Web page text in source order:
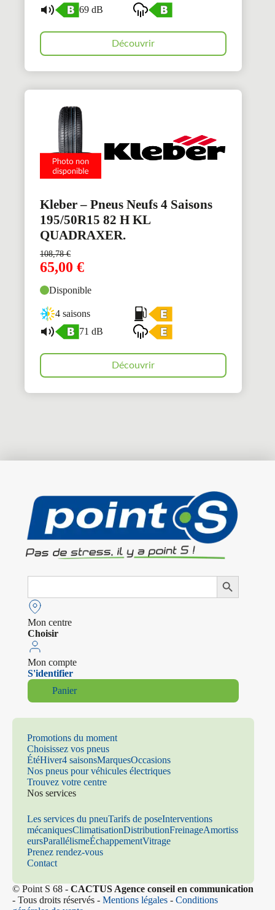
69 dB
Découvrir
Kleber – Pneus Neufs 4 Saisons
195/50R15 82 H KL
QUADRAXER.
108,78€
65,00 €
Disponible
4 saisons
71 dB
Découvrir
Search
Search Button
Mon centre
Choisir
Mon compte
S'identifier
Panier
Promotions du moment
Choisissez vos pneus
ÉtéHiver4 saisonsMarquesOccasions
Nos pneus pour véhicules électriques
Trouvez votre centre
Nos services
Les services du pneuTarifs de poseInterventions
mécaniquesClimatisationDistributionFreinageAmortiss
eursParallélismeÉchappementVitrage
Prenez rendez-vous
Contact
© Point S 68 - CACTUS Agence conseil en communication
- Tous droits réservés - Mentions légales - Conditions